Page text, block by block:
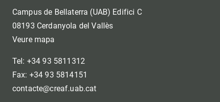
Campus de Bellaterra (UAB) Edifici C
08193 Cerdanyola del Vallès
Veure mapa
Tel: +34 93 5811312
Fax: +34 93 5814151
contacte@creaf.uab.cat